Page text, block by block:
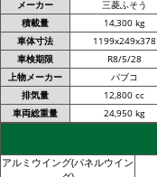
メーカー
三菱ふそう
積載量
14,300 kg
車体寸法
1199x249x378
車検期限
R8/5/28
上物メーカー
パブコ
排気量
12,800 cc
車両総重量
24,950 kg
アルミウイング(パネルウイン